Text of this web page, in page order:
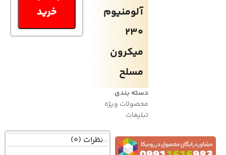
خرید
آلومنیوم
230
میکرون
مسلح
دسته بندی
محصولات ویژه
تبلیغات
نظرات (0)